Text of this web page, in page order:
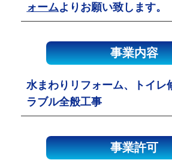
ォームよりお願い致します。
事業内容
水まわりリフォーム、トイレ
ラブル全般工事
事業許可